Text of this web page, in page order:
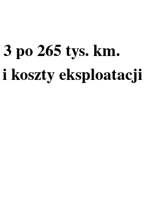
po 265 tys. km.
koszty eksploatacji